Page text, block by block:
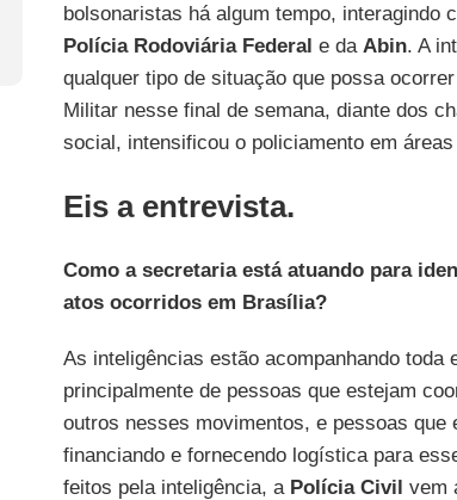
bolsonaristas há algum tempo, interagindo
Polícia Rodoviária Federal e da Abin. A
qualquer tipo de situação que possa
Militar nesse final de semana, diante dos
social, intensificou o policiamento em
Eis a entrevista.
Como a secretaria está atuando para
atos ocorridos em Brasília?
As inteligências estão acompanhando
principalmente de pessoas que estejam
outros nesses movimentos, e pessoas que
financiando e fornecendo logística para
feitos pela inteligência, a Polícia Civil vem